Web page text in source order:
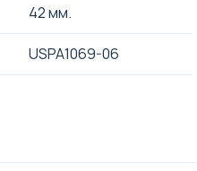
42 мм.
USPA1069-06